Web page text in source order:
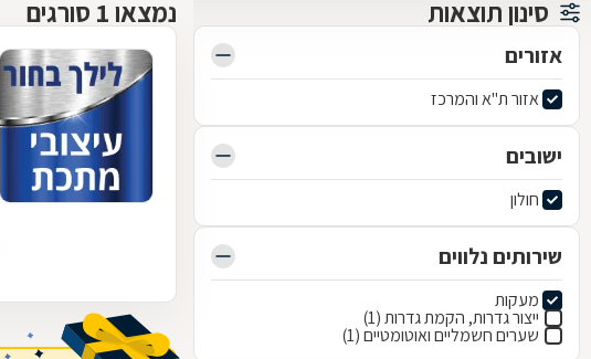
סינון תוצאות
אזורים
אזור ת"א והמרכז
ישובים
חולון
שירותים נלווים
מעקות
ייצור גדרות, הקמת גדרות (1)
שערים חשמליים ואוטומטיים (1)
נמצאו 1 סורגים